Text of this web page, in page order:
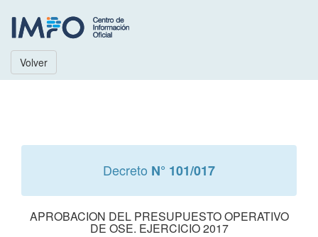
Volver
Decreto N° 101/017
APROBACION DEL PRESUPUESTO OPERATIVO
DE OSE. EJERCICIO 2017